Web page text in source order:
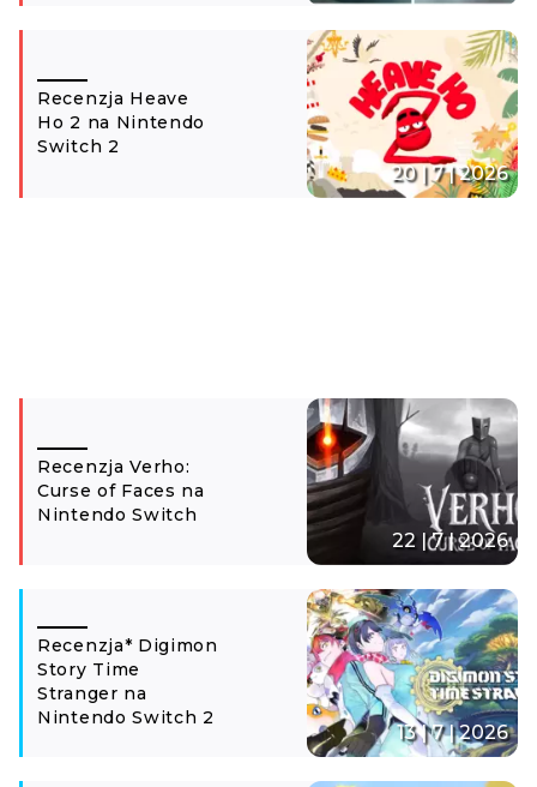
Recenzja Heave
Ho 2 na Nintendo
Switch 2
20 | 7 | 2026
Recenzja Verho:
Curse of Faces na
Nintendo Switch
22 | 7 | 2026
Recenzja* Digimon
Story Time
Stranger na
Nintendo Switch 2
13 | 7 | 2026